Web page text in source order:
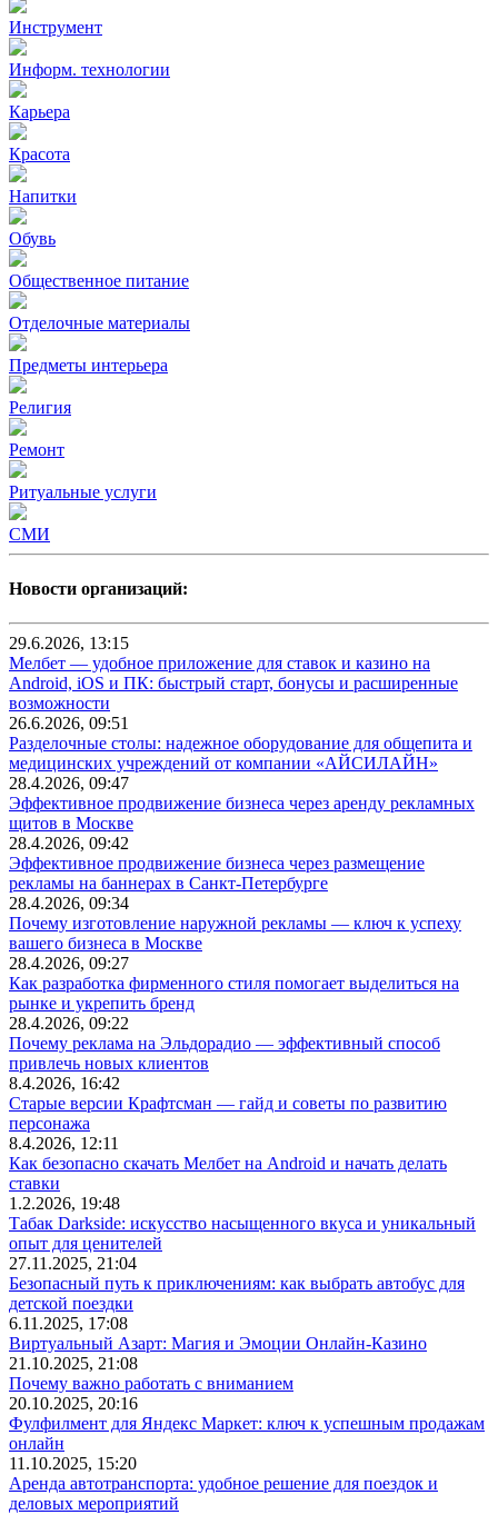
Инструмент
Информ. технологии
Карьера
Красота
Напитки
Обувь
Общественное питание
Отделочные материалы
Предметы интерьера
Религия
Ремонт
Ритуальные услуги
СМИ
Новости организаций:
29.6.2026, 13:15
Мелбет — удобное приложение для ставок и казино на
Android, iOS и ПК: быстрый старт, бонусы и расширенные
возможности
26.6.2026, 09:51
Разделочные столы: надежное оборудование для общепита и
медицинских учреждений от компании «АЙСИЛАЙН»
28.4.2026, 09:47
Эффективное продвижение бизнеса через аренду рекламных
щитов в Москве
28.4.2026, 09:42
Эффективное продвижение бизнеса через размещение
рекламы на баннерах в Санкт-Петербурге
28.4.2026, 09:34
Почему изготовление наружной рекламы — ключ к успеху
вашего бизнеса в Москве
28.4.2026, 09:27
Как разработка фирменного стиля помогает выделиться на
рынке и укрепить бренд
28.4.2026, 09:22
Почему реклама на Эльдорадио — эффективный способ
привлечь новых клиентов
8.4.2026, 16:42
Старые версии Крафтсман — гайд и советы по развитию
персонажа
8.4.2026, 12:11
Как безопасно скачать Мелбет на Android и начать делать
ставки
1.2.2026, 19:48
Табак Darkside: искусство насыщенного вкуса и уникальный
опыт для ценителей
27.11.2025, 21:04
Безопасный путь к приключениям: как выбрать автобус для
детской поездки
6.11.2025, 17:08
Виртуальный Азарт: Магия и Эмоции Онлайн-Казино
21.10.2025, 21:08
Почему важно работать с вниманием
20.10.2025, 20:16
Фулфилмент для Яндекс Маркет: ключ к успешным продажам
онлайн
11.10.2025, 15:20
Аренда автотранспорта: удобное решение для поездок и
деловых мероприятий